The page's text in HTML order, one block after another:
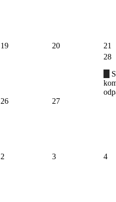
19 20 21
26 27
28
2 3
4